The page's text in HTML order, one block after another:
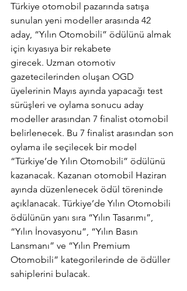
Türkiye otomobil pazarında satışa
sunulan yeni modeller arasında 42
aday, “Yılın Otomobili” ödülünü almak
için kıyasıya bir rekabete
girecek. Uzman otomotiv
gazetecilerinden oluşan OGD
üyelerinin Mayıs ayında yapacağı test
sürüşleri ve oylama sonucu aday
modeller arasından 7 finalist otomobil
belirlenecek. Bu 7 finalist arasından son
oylama ile seçilecek bir model
“Türkiye’de Yılın Otomobili” ödülünü
kazanacak. Kazanan otomobil Haziran
ayında düzenlenecek ödül töreninde
açıklanacak. Türkiye’de Yılın Otomobili
ödülünün yanı sıra “Yılın Tasarımı”,
“Yılın İnovasyonu”, “Yılın Basın
Lansmanı” ve “Yılın Premium
Otomobili” kategorilerinde de ödüller
sahiplerini bulacak.